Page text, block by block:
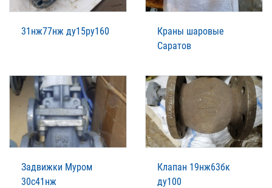
31нж77нж ду15ру160
Краны шаровые
Саратов
Задвижки Муром
30с41нж
Клапан 19нж63бк
ду100